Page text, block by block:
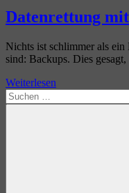
Datenrettung
Nichts ist schlimmer als ein
sind: Backups. Dies
Weiterlesen
Suchen
nach: